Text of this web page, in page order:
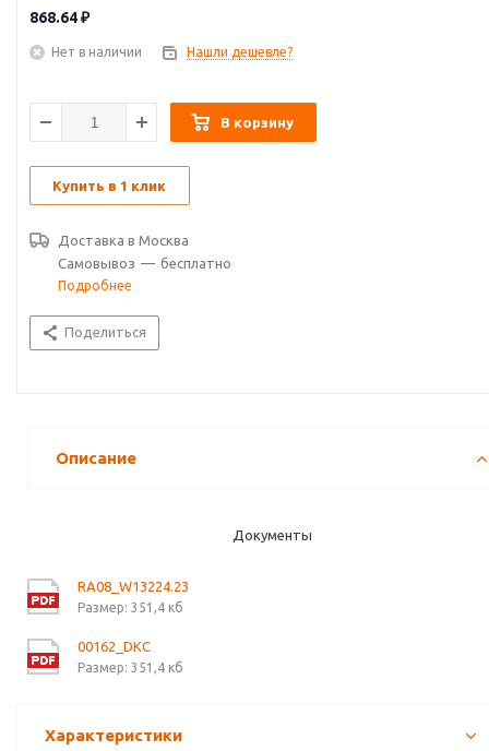
868.64₽
Нет в наличии Нашли дешевле?
В корзину
Купить в 1 клик
Доставка в Москва
Самовывоз — бесплатно
Подробнее
Поделиться
Описание
Документы
RA08_W13224.23
Размер: 351,4 кб
00162_DKC
Размер: 351,4 кб
Характеристики